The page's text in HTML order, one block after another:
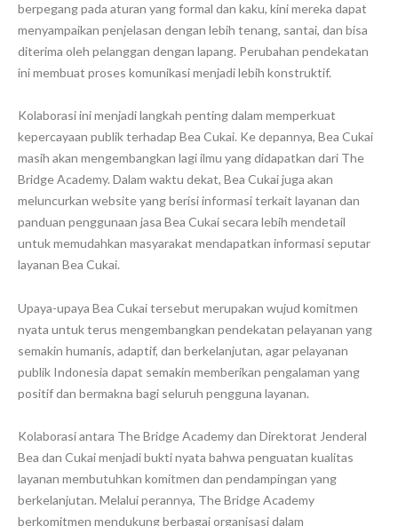
berpegang pada aturan yang formal dan kaku, kini mereka dapat
menyampaikan penjelasan dengan lebih tenang, santai, dan bisa
diterima oleh pelanggan dengan lapang. Perubahan pendekatan
ini membuat proses komunikasi menjadi lebih konstruktif.
Kolaborasi ini menjadi langkah penting dalam memperkuat
kepercayaan publik terhadap Bea Cukai. Ke depannya, Bea Cukai
masih akan mengembangkan lagi ilmu yang didapatkan dari The
Bridge Academy. Dalam waktu dekat, Bea Cukai juga akan
meluncurkan website yang berisi informasi terkait layanan dan
panduan penggunaan jasa Bea Cukai secara lebih mendetail
untuk memudahkan masyarakat mendapatkan informasi seputar
layanan Bea Cukai.
Upaya-upaya Bea Cukai tersebut merupakan wujud komitmen
nyata untuk terus mengembangkan pendekatan pelayanan yang
semakin humanis, adaptif, dan berkelanjutan, agar pelayanan
publik Indonesia dapat semakin memberikan pengalaman yang
positif dan bermakna bagi seluruh pengguna layanan.
Kolaborasi antara The Bridge Academy dan Direktorat Jenderal
Bea dan Cukai menjadi bukti nyata bahwa penguatan kualitas
layanan membutuhkan komitmen dan pendampingan yang
berkelanjutan. Melalui perannya, The Bridge Academy
berkomitmen mendukung berbagai organisasi dalam